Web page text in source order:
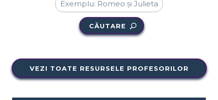
CĂUTARE
VEZI TOATE RESURSELE PROFESORILOR